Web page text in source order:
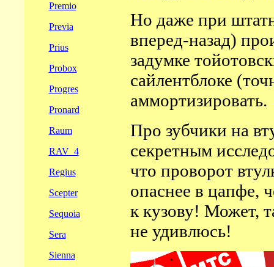
Premio
Previa
Prius
Probox
Progres
Pronard
Raum
RAV_4
Regius
Scepter
Sequoia
Sera
Sienna
Но даже при
вперед-назад)
задумке
сайлентблоке
аммортизировать.
Про зубчики на
секретным
что проворот
опаснее в цапфе,
к кузову! Может,
не удивлюсь!